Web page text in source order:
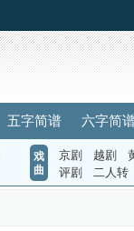
五字简谱 六字简
戏
曲
京剧 越剧
评剧
二人转